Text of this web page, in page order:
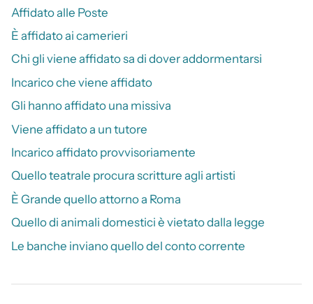
Affidato alle Poste
È affidato ai camerieri
Chi gli viene affidato sa di dover addormentarsi
Incarico che viene affidato
Gli hanno affidato una missiva
Viene affidato a un tutore
Incarico affidato provvisoriamente
Quello teatrale procura scritture agli artisti
È Grande quello attorno a Roma
Quello di animali domestici è vietato dalla legge
Le banche inviano quello del conto corrente